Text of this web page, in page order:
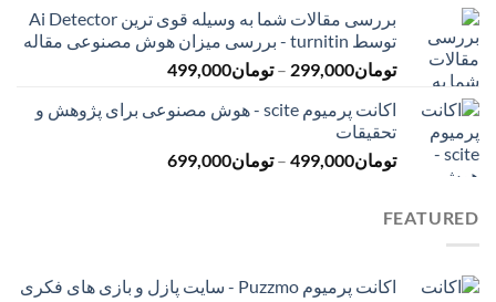
تومان199,000
تا
تومان499,000
بررسی مقالات شما به وسیله قوی ترین Ai Detector
توسط turnitin - بررسی میزان هوش مصنوعی مقاله
تومان299,000
– تومان499,000محدوده
تومان299,000
تومان499,000
اکانت پرمیوم scite - هوش مصنوعی برای پژوهش و
تحقیقات
تومان499,000
– تومان699,000محدوده
FEATURED
اکانت پرمیوم Puzzmo - سایت پازل و بازی های فکری